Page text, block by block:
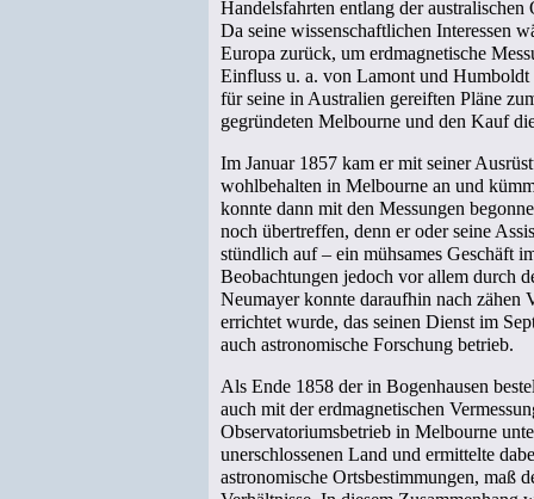
Handelsfahrten entlang der
Da seine wissenschaftlichen Interessen
Europa zurück, um erdmagnetische
Einfluss u. a. von Lamont und
für seine in Australien gereiften Pläne
gegründeten Melbourne und den Kauf
Im Januar 1857 kam er mit seiner
wohlbehalten in Melbourne an und
konnte dann mit den Messungen
noch übertreffen, denn er oder seine
stündlich auf – ein mühsames Geschäft
Beobachtungen jedoch vor allem durch
Neumayer konnte daraufhin nach zähen
errichtet wurde, das seinen Dienst im
auch astronomische Forschung betrieb.
Als Ende 1858 der in Bogenhausen
auch mit der erdmagnetischen
Observatoriumsbetrieb in Melbourne
unerschlossenen Land und ermittelte
astronomische Ortsbestimmungen, maß